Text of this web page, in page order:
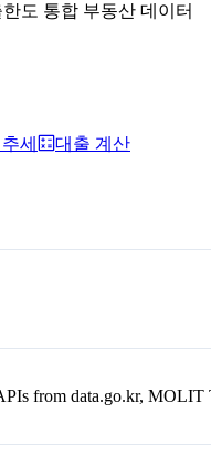
도 통합 부동산 데이터
세
대출 계산
from data.go.kr,